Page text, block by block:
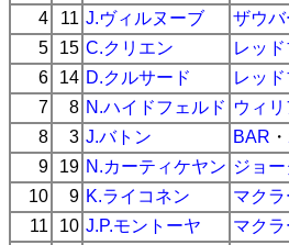
4
11 J.ヴィルヌーブ ザウバ
5
15 C.クリエン レッ
6
14 D.クルサード レッ
7
8 N.ハイドフェルド ウィ
8
3 J.バトン BAR ・
9
19 N.カーティケヤン ジョ
10
9 K.ライコネン マク
11
10 J.P.モントーヤ マク